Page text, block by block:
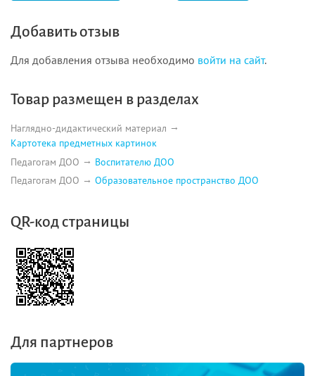
Добавить отзыв
Для добавления отзыва необходимо войти на сайт.
Товар размещен в разделах
Наглядно-дидактический материал
Картотека предметных картинок
Педагогам ДОО
Воспитателю ДОО
Педагогам ДОО
Образовательное пространство ДОО
QR-код страницы
Для партнеров